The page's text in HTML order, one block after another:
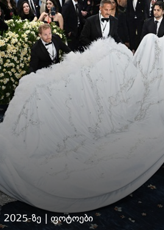
2025-ზე | ფოტოები